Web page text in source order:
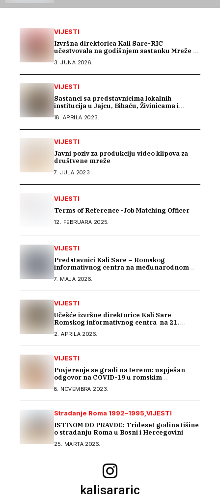
VIJESTI
Izvršna direktorica Kali Sare-RIC
učestvovala na godišnjem sastanku Mreže za
3. JUNA 2026.
VIJESTI
Sastanci sa predstavnicima lokalnih
institucija u Jajcu, Bihaću, Živinicama i
18. APRILA 2023.
VIJESTI
Javni poziv za produkciju video klipova za
društvene mreže
7. JULA 2023.
VIJESTI
Terms of Reference -Job Matching Officer
12. FEBRUARA 2025.
VIJESTI
Predstavnici Kali Sare – Romskog
informativnog centra na međunarodnom
7. MAJA 2026.
VIJESTI
Učešće izvršne direktorice Kali Sare-
Romskog informativnog centra na 21.
OCD
2. APRILA 2026.
VIJESTI
Povjerenje se gradi na terenu: uspješan
odgovor na COVID-19 u romskim
8. NOVEMBRA 2023.
Stradanje Roma 1992–1995 VIJESTI
ISTINOM DO PRAVDE: Trideset godina tišine
o stradanju Roma u Bosni i Hercegovini
25. MARTA 2026.
kalisararic